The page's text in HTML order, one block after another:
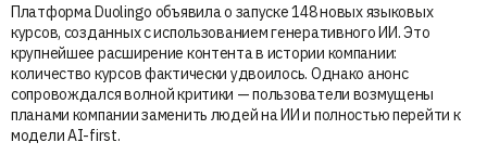
Платформа Duolingo объявила о запуске 148 новых языковых
курсов, созданных с использованием генеративного ИИ. Это
крупнейшее расширение контента в истории компании:
количество курсов фактически удвоилось. Однако анонс
сопровождался волной критики — пользователи возмущены
планами компании заменить людей на ИИ и полностью перейти к
модели AI-first.